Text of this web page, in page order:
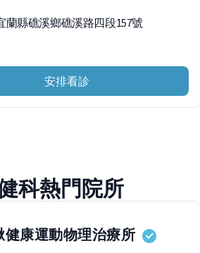
蘭縣礁溪鄉礁溪路四段157號
安排看診
科熱門院所
健康運動物理治療所